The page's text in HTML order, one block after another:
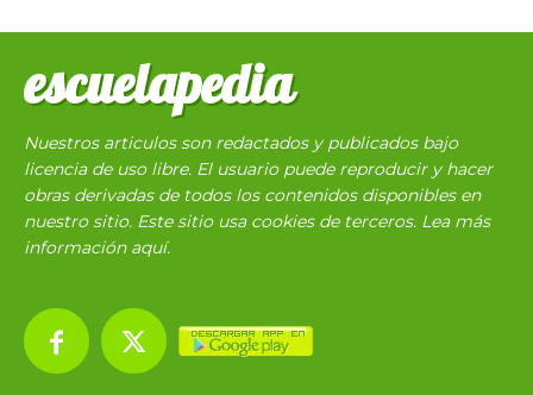
escuelapedia
Nuestros articulos son redactados y publicados bajo
licencia de uso libre. El usuario puede reproducir y hacer
obras derivadas de todos los contenidos disponibles en
nuestro sitio. Este sitio usa cookies de terceros. Lea más
información aquí.